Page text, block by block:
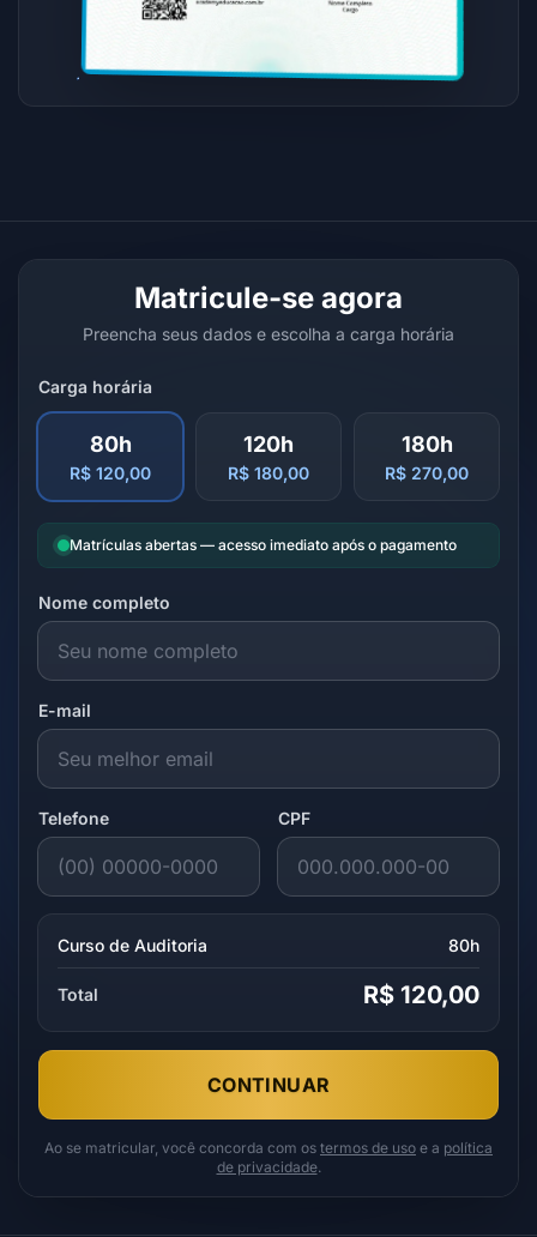
Matricule-se agora
Preencha seus dados e escolha a carga horária
Carga horária
80h
R$ 120,00
120h
R$ 180,00
180h
R$ 270,00
Matrículas abertas — acesso imediato após o pagamento
Nome completo
E-mail
Telefone CPF
Curso de Auditoria 80h
Total R$ 120,00
CONTINUAR
Ao se matricular, você concorda com os termos de uso e a política
de privacidade.